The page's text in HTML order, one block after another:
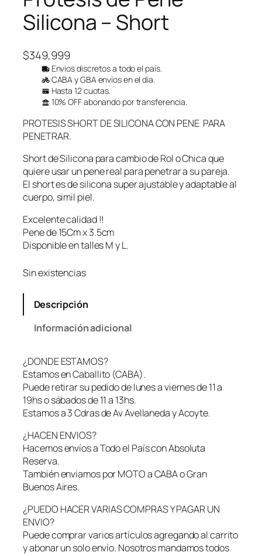
Silicona – Short
$349,999
Envíos discretos a todo el país.
CABA y GBA envíos en el día.
Hasta 12 cuotas.
10% OFF abonando por transferencia.
PROTESIS SHORT DE SILICONA CON PENE PARA
PENETRAR.
Short de Silicona para cambio de Rol o Chica que
quiere usar un pene real para penetrar a su pareja.
El short es de silicona super ajustable y adaptable al
cuerpo, simil piel.
Excelente calidad !!
Pene de 15Cm x 3.5cm
Disponible en talles M y L.
Sin existencias
Descripción
Información adicional
¿DONDE ESTAMOS?
Estamos en Caballito (CABA).
Puede retirar su pedido de lunes a viernes de 11 a
19hs o sábados de 11 a 13hs.
Estamos a 3 Cdras de Av Avellaneda y Acoyte.
¿HACEN ENVIOS?
Hacemos envíos a Todo el País con Absoluta
Reserva.
También enviamos por MOTO a CABA o Gran
Buenos Aires.
¿PUEDO HACER VARIAS COMPRAS Y PAGAR UN
ENVIO?
Puede comprar varios artículos agregando al carrito
y abonar un solo envío. Nosotros mandamos todos